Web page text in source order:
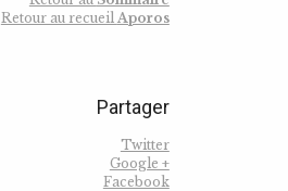
Retour au recueil Aporos
Partager
Twitter
Google +
Facebook